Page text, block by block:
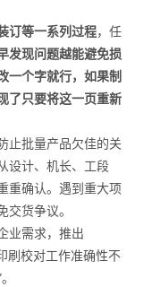
订等一系列过程，任
发现问题越能避免损
一个字就行，如果制
了只要将这一页重新
止批量产品欠佳的关
设计、机长、工段
重确认。遇到重大项
货争议。
业需求，推出
刷校对工作准确性不